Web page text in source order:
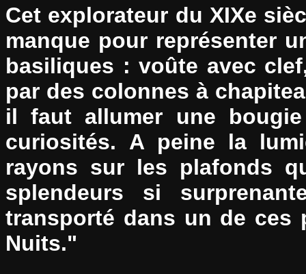
Cet explorateur du XIXe
manque pour représenter
basiliques : voûte avec
par des colonnes à
il faut allumer une
curiosités. A peine la
rayons sur les plafonds
splendeurs si
transporté dans un de ces
Nuits."